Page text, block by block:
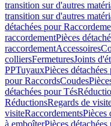
transition sur d'autres
transition sur d'autres
détachées pour
raccordementPièces
raccordementAccessoires
colliersFermeturesJoints
PPTuyauxPièces
pour RaccordsCoudes
détachées pour Tés
RéductionsRegards de
visiteRaccordementsPièces
à emboîterPièces